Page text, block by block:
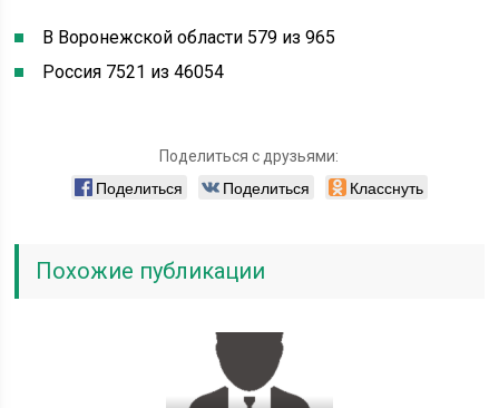
В Воронежской области 579 из 965
Россия 7521 из 46054
Поделиться с друзьями:
Поделиться Поделиться Класснуть
Похожие публикации